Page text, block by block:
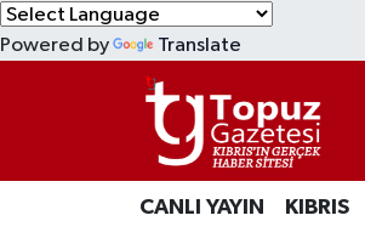
Powered by Translate
CANLI YAYIN KIBRIS
EKONOMİ
Lefkoşa Nöbetçi Eczaneler
Lefkoşa Hava Durumu
Lefkoşa Trafik Yoğunluk